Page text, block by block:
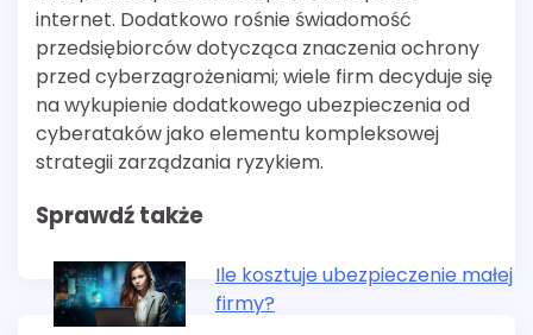
internet. Dodatkowo rośnie świadomość
przedsiębiorców dotycząca znaczenia ochrony
przed cyberzagrożeniami; wiele firm decyduje się
na wykupienie dodatkowego ubezpieczenia od
cyberataków jako elementu kompleksowej
strategii zarządzania ryzykiem.
Sprawdź także
Ile kosztuje ubezpieczenie małej
firmy?